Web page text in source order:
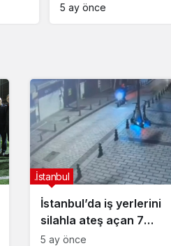
5 ay önce
İstanbul’da iş yerlerini
silahla ateş açan 7
şüpheli yakalandı
.İstanbul
5 ay önce
Yeşil Sahada
Buluşma